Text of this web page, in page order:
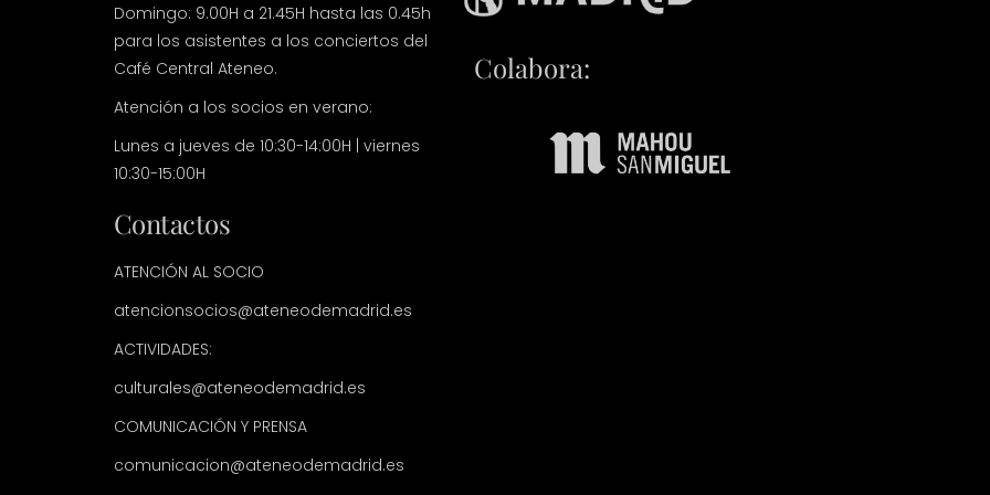
Domingo: 9.00H a 21.45H hasta las 0.45h
para los asistentes a los conciertos del
Café Central Ateneo.
Atención a los socios en verano:
Lunes a jueves de 10:30-14:00H | viernes
10:30-15:00H
Contactos
ATENCIÓN AL SOCIO
atencionsocios@ateneodemadrid.es
ACTIVIDADES:
culturales@ateneodemadrid.es
COMUNICACIÓN Y PRENSA
comunicacion@ateneodemadrid.es
Colabora: